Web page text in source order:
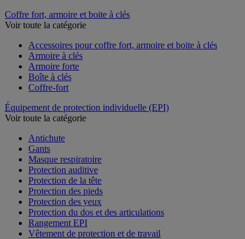
Coffre fort, armoire et boite à clés
Voir toute la catégorie
Accessoires pour coffre fort, armoire et boite à clés
Armoire à clés
Armoire forte
Boîte à clés
Coffre-fort
Équipement de protection individuelle (EPI)
Voir toute la catégorie
Antichute
Gants
Masque respiratoire
Protection auditive
Protection de la tête
Protection des pieds
Protection des yeux
Protection du dos et des articulations
Rangement EPI
Vêtement de protection et de travail